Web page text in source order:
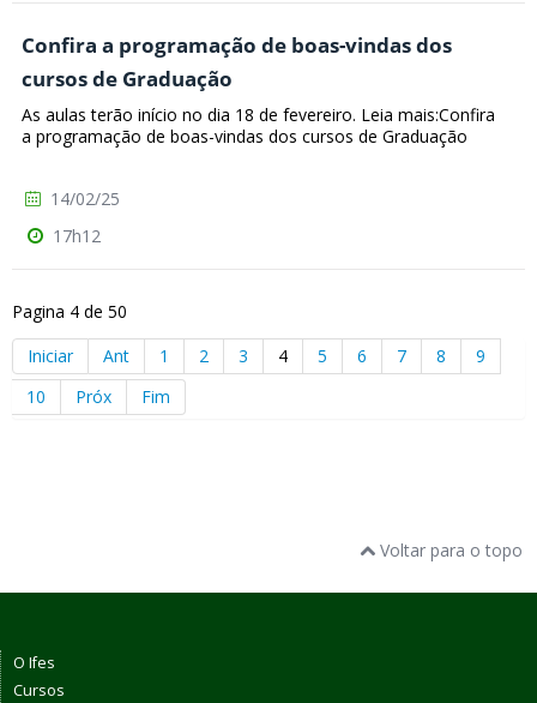
Confira a programação de boas-vindas dos
cursos de Graduação
As aulas terão início no dia 18 de fevereiro. Leia mais:Confira
a programação de boas-vindas dos cursos de Graduação
14/02/25
17h12
Pagina 4 de 50
Iniciar
Ant 1 2 3 4 5 6 7 8
9
10
Próx Fim
Voltar para o topo
O Ifes
Cursos